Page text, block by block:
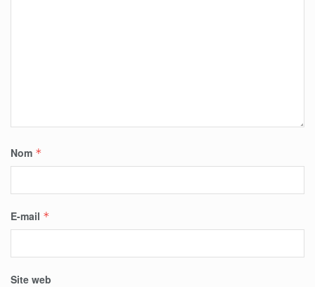
Nom *
E-mail *
Site web